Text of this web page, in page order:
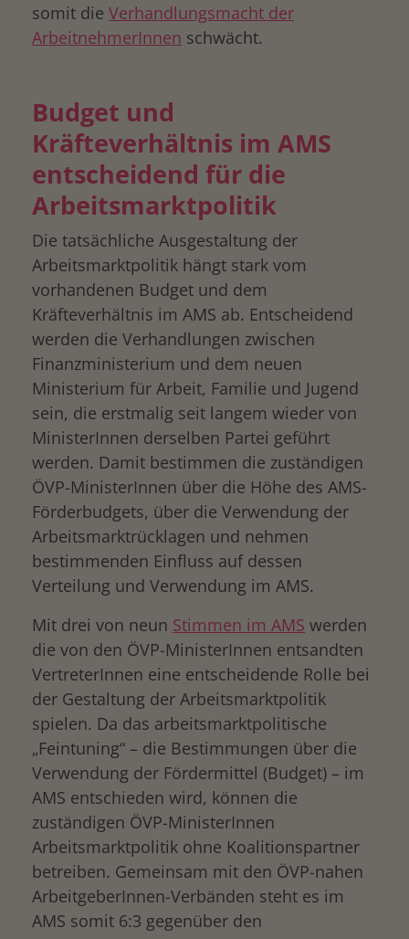
somit die Verhandlungsmacht der
ArbeitnehmerInnen schwächt.
Budget und
Kräfteverhältnis im AMS
entscheidend für die
Arbeitsmarktpolitik
Die tatsächliche Ausgestaltung der
Arbeitsmarktpolitik hängt stark vom
vorhandenen Budget und dem
Kräfteverhältnis im AMS ab. Entscheidend
werden die Verhandlungen zwischen
Finanzministerium und dem neuen
Ministerium für Arbeit, Familie und Jugend
sein, die erstmalig seit langem wieder von
MinisterInnen derselben Partei geführt
werden. Damit bestimmen die zuständigen
ÖVP-MinisterInnen über die Höhe des AMS-
Förderbudgets, über die Verwendung der
Arbeitsmarktrücklagen und nehmen
bestimmenden Einfluss auf dessen
Verteilung und Verwendung im AMS.
Mit drei von neun Stimmen im AMS werden
die von den ÖVP-MinisterInnen entsandten
VertreterInnen eine entscheidende Rolle bei
der Gestaltung der Arbeitsmarktpolitik
spielen. Da das arbeitsmarktpolitische
„Feintuning“ – die Bestimmungen über die
Verwendung der Fördermittel (Budget) – im
AMS entschieden wird, können die
zuständigen ÖVP-MinisterInnen
Arbeitsmarktpolitik ohne Koalitionspartner
betreiben. Gemeinsam mit den ÖVP-nahen
ArbeitgeberInnen-Verbänden steht es im
AMS somit 6:3 gegenüber den